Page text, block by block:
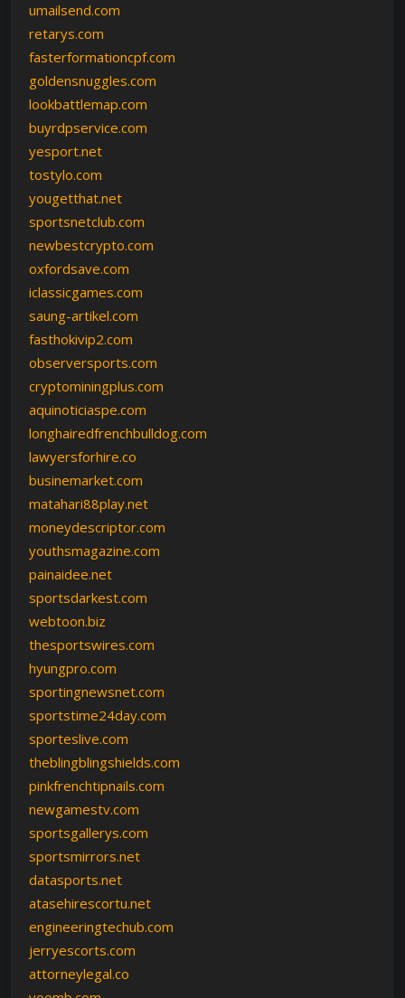
umailsend.com
retarys.com
fasterformationcpf.com
goldensnuggles.com
lookbattlemap.com
buyrdpservice.com
yesport.net
tostylo.com
yougetthat.net
sportsnetclub.com
newbestcrypto.com
oxfordsave.com
iclassicgames.com
saung-artikel.com
fasthokivip2.com
observersports.com
cryptominingplus.com
aquinoticiaspe.com
longhairedfrenchbulldog.com
lawyersforhire.co
businemarket.com
matahari88play.net
moneydescriptor.com
youthsmagazine.com
painaidee.net
sportsdarkest.com
webtoon.biz
thesportswires.com
hyungpro.com
sportingnewsnet.com
sportstime24day.com
sporteslive.com
theblingblingshields.com
pinkfrenchtipnails.com
newgamestv.com
sportsgallerys.com
sportsmirrors.net
datasports.net
atasehirescortu.net
engineeringtechub.com
jerryescorts.com
attorneylegal.co